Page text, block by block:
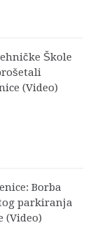
Škole
(Video)
Borba
parkiranja
(Video)